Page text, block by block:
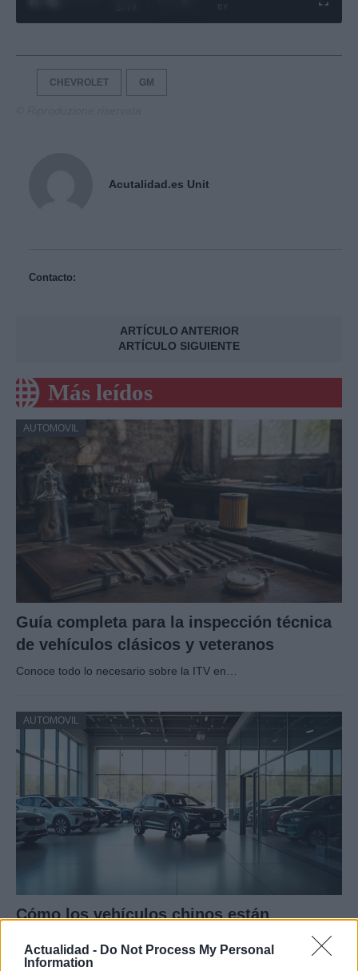
Actualidad - Do Not Process My Personal
Information
CHEVROLET GM
Acutalidad.es Unit
Contacto:
ARTÍCULO ANTERIOR
ARTÍCULO SIGUIENTE
Más leídos
AUTOMOVIL
Guía completa para la inspección técnica
de vehículos clásicos y veteranos
Conoce todo lo necesario sobre la ITV en…
AUTOMOVIL
Cómo los vehículos chinos están
transformando el mercado automovilístico
en España